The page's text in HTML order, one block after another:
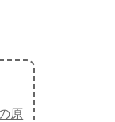
原